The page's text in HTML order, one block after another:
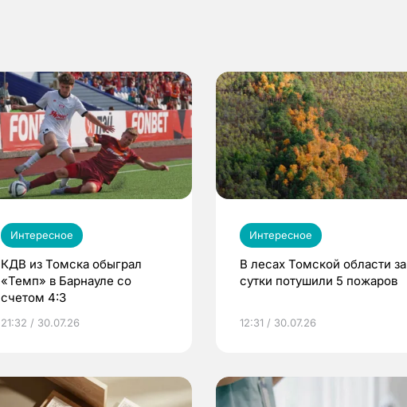
Интересное
КДВ из Томска обыграл
«Темп» в Барнауле со
счетом 4:3
21:32 / 30.07.26
Интересное
В лесах Томской области за
сутки потушили 5 пожаров
12:31 / 30.07.26